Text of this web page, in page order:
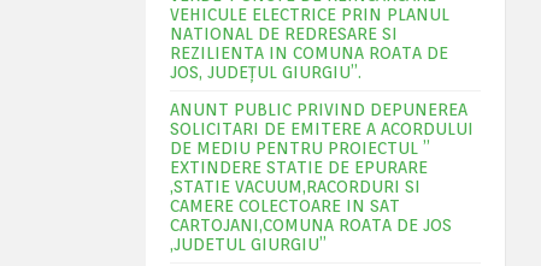
VEHICULE ELECTRICE PRIN PLANUL
NATIONAL DE REDRESARE SI
REZILIENTA IN COMUNA ROATA DE
JOS, JUDEŢUL GIURGIU”.
ANUNT PUBLIC PRIVIND DEPUNEREA
SOLICITARI DE EMITERE A ACORDULUI
DE MEDIU PENTRU PROIECTUL ”
EXTINDERE STATIE DE EPURARE
,STATIE VACUUM,RACORDURI SI
CAMERE COLECTOARE IN SAT
CARTOJANI,COMUNA ROATA DE JOS
,JUDETUL GIURGIU”